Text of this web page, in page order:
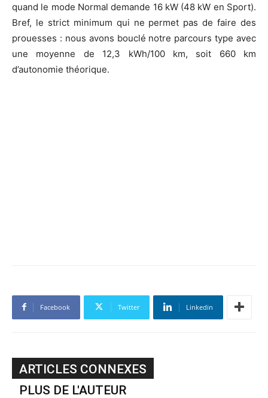
quand le mode Normal demande 16 kW (48 kW en Sport).
Bref, le strict minimum qui ne permet pas de faire des
prouesses : nous avons bouclé notre parcours type avec
une moyenne de 12,3 kWh/100 km, soit 660 km
d’autonomie théorique.
Facebook Twitter Linkedin
ARTICLES CONNEXES
PLUS DE L'AUTEUR